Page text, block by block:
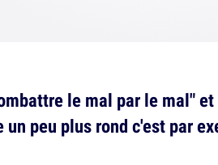
le mal par le mal"
un peu plus rond c'est par